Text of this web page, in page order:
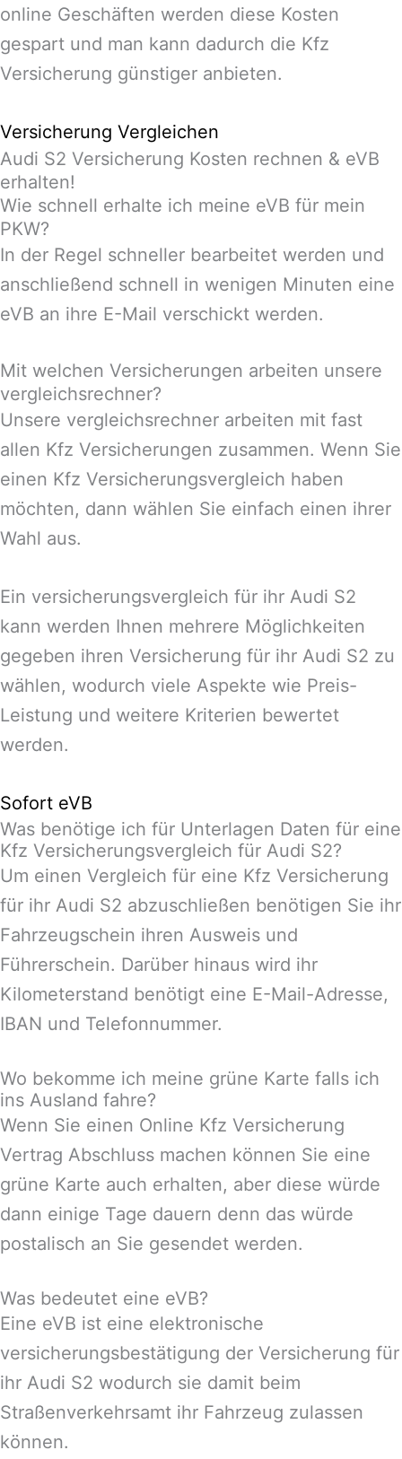
online Geschäften werden diese Kosten
gespart und man kann dadurch die Kfz
Versicherung günstiger anbieten.
Versicherung Vergleichen
Audi S2 Versicherung Kosten rechnen & eVB
erhalten!
Wie schnell erhalte ich meine eVB für mein
PKW?
In der Regel schneller bearbeitet werden und
anschließend schnell in wenigen Minuten eine
eVB an ihre E-Mail verschickt werden.
Mit welchen Versicherungen arbeiten unsere
vergleichsrechner?
Unsere vergleichsrechner arbeiten mit fast
allen Kfz Versicherungen zusammen. Wenn Sie
einen Kfz Versicherungsvergleich haben
möchten, dann wählen Sie einfach einen ihrer
Wahl aus.
Ein versicherungsvergleich für ihr Audi S2
kann werden Ihnen mehrere Möglichkeiten
gegeben ihren Versicherung für ihr Audi S2 zu
wählen, wodurch viele Aspekte wie Preis-
Leistung und weitere Kriterien bewertet
werden.
Sofort eVB
Was benötige ich für Unterlagen Daten für eine
Kfz Versicherungsvergleich für Audi S2?
Um einen Vergleich für eine Kfz Versicherung
für ihr Audi S2 abzuschließen benötigen Sie ihr
Fahrzeugschein ihren Ausweis und
Führerschein. Darüber hinaus wird ihr
Kilometerstand benötigt eine E-Mail-Adresse,
IBAN und Telefonnummer.
Wo bekomme ich meine grüne Karte falls ich
ins Ausland fahre?
Wenn Sie einen Online Kfz Versicherung
Vertrag Abschluss machen können Sie eine
grüne Karte auch erhalten, aber diese würde
dann einige Tage dauern denn das würde
postalisch an Sie gesendet werden.
Was bedeutet eine eVB?
Eine eVB ist eine elektronische
versicherungsbestätigung der Versicherung für
ihr Audi S2 wodurch sie damit beim
Straßenverkehrsamt ihr Fahrzeug zulassen
können.